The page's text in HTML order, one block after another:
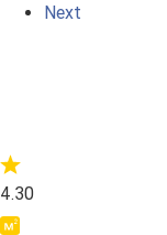
Next
4.30